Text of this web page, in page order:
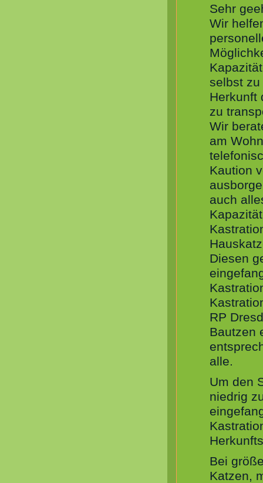
Sehr
Wir
selbst zu
Herkunft
zu
Wir
am
Kaution
auch
Diesen
RP
Bautzen
alle.
Um den
niedrig
Bei
Katzen,